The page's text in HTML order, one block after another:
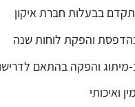
בבעלות חברת איקון
מיתוג והפקה בהתאם
ואיכותי